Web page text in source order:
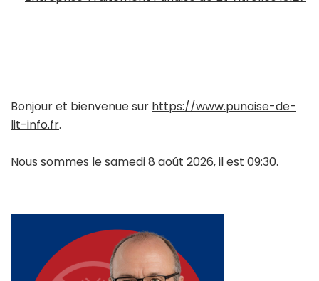
Bonjour et bienvenue sur https://www.punaise-de-
lit-info.fr.
Nous sommes le samedi 8 août 2026, il est 09:30.